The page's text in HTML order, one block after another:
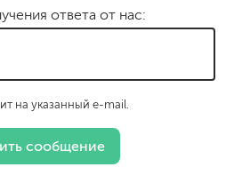
ответа от нас:
на указанный e-mail.